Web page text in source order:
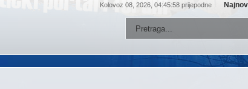
Kolovoz 08, 2026, 04:45:58 prijepodne